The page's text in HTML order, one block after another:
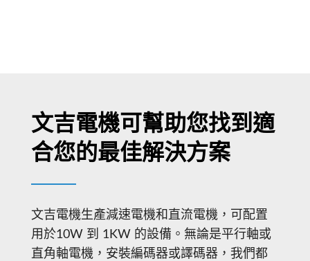
文吉電機可幫助您找到適
合您的最佳解決方案
文吉電機生產減速電機和直流電機，可配置
用於10W 到 1KW 的設備。無論是平行軸或
直角軸電機，安裝編碼器或譯碼器，我們都